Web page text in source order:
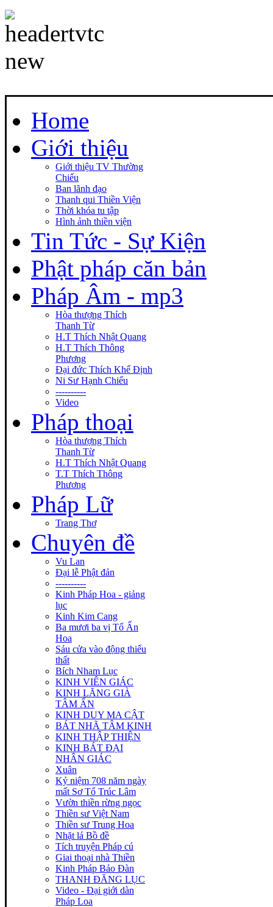
Home
Giới thiệu
Giới thiệu TV Thường
Chiếu
Ban lãnh đạo
Thanh qui Thiền Viện
Thời khóa tu tập
Hình ảnh thiền viện
Tin Tức - Sự Kiện
Phật pháp căn bản
Pháp Âm - mp3
Hòa thượng Thích
Thanh Từ
H.T Thích Nhật Quang
H.T Thích Thông
Phương
Đại đức Thích Khế Định
Ni Sư Hạnh Chiếu
----------
Video
Pháp thoại
Hòa thượng Thích
Thanh Từ
H.T Thích Nhật Quang
T.T Thích Thông
Phương
Pháp Lữ
Trang Thơ
Chuyên đề
Vu Lan
Đại lễ Phật đản
----------
Kinh Pháp Hoa - giảng
lục
Kinh Kim Cang
Ba mươi ba vị Tổ Ấn
Hoa
Sáu cửa vào động thiếu
thất
Bích Nham Lục
KINH VIÊN GIÁC
KINH LĂNG GIÀ
TÂM ẤN
KINH DUY MA CẬT
BÁT NHÃ TÂM KINH
KINH THẬP THIỆN
KINH BÁT ĐẠI
NHÂN GIÁC
Xuân
Kỷ niệm 708 năm ngày
mất Sơ Tổ Trúc Lâm
Vườn thiền rừng ngọc
Thiền sư Việt Nam
Thiền sư Trung Hoa
Nhặt lá Bồ đề
Tích truyện Pháp cú
Giai thoại nhà Thiền
Kinh Pháp Bảo Đàn
THANH ĐĂNG LỤC
Video - Đại giới dàn
Pháp Loa